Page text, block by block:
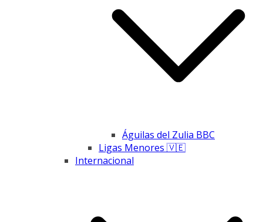
Águilas del Zulia BBC
Ligas Menores 🇻🇪
Internacional